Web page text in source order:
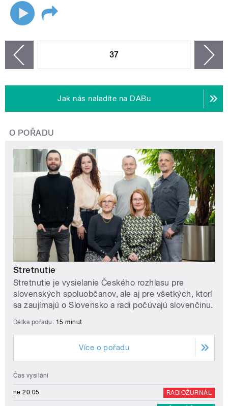
37
Jak nás naladíte na DABu
O POŘADU
Stretnutie
Stretnutie je vysielanie Českého rozhlasu pre
slovenských spoluobčanov, ale aj pre všetkých, ktorí
sa zaujímajú o Slovensko a radi počúvajú slovenčinu.
Délka pořadu: 15 minut
Více o pořadu
Čas vysílání
ne 20:05 RADIOŽURNÁL